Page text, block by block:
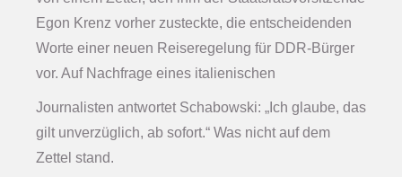
Egon Krenz vorher zusteckte, die entscheidenden
Worte einer neuen Reiseregelung für DDR-Bürger
vor. Auf Nachfrage eines italienischen
Journalisten antwortet Schabowski: „Ich glaube, das
gilt unverzüglich, ab sofort.“ Was nicht auf dem
Zettel stand.